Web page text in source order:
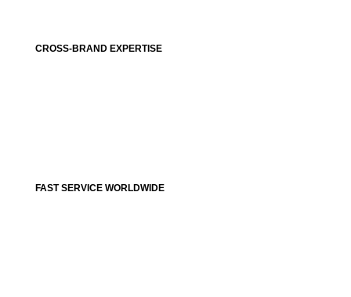
CROSS-BRAND EXPERTISE
FAST SERVICE WORLDWIDE